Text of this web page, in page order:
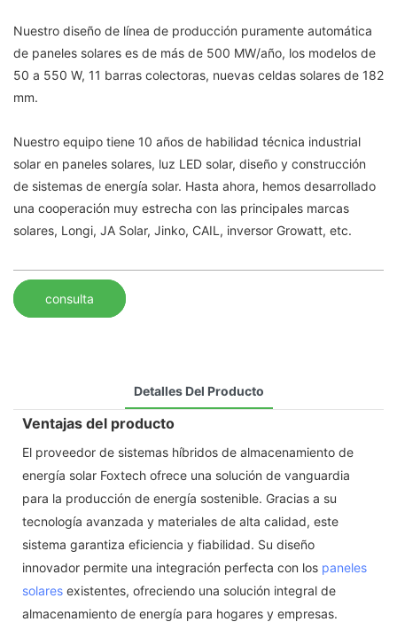
Nuestro diseño de línea de producción puramente automática
de paneles solares es de más de 500 MW/año, los modelos de
50 a 550 W, 11 barras colectoras, nuevas celdas solares de 182
mm.
Nuestro equipo tiene 10 años de habilidad técnica industrial
solar en paneles solares, luz LED solar, diseño y construcción
de sistemas de energía solar. Hasta ahora, hemos desarrollado
una cooperación muy estrecha con las principales marcas
solares, Longi, JA Solar, Jinko, CAIL, inversor Growatt, etc.
consulta
Detalles Del Producto
Ventajas del producto
El proveedor de sistemas híbridos de almacenamiento de
energía solar Foxtech ofrece una solución de vanguardia
para la producción de energía sostenible. Gracias a su
tecnología avanzada y materiales de alta calidad, este
sistema garantiza eficiencia y fiabilidad. Su diseño
innovador permite una integración perfecta con los paneles
solares existentes, ofreciendo una solución integral de
almacenamiento de energía para hogares y empresas.